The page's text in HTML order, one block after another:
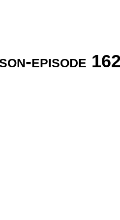
episode 162